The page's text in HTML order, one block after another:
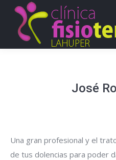
José
Una gran profesional y el
de tus dolencias para poder